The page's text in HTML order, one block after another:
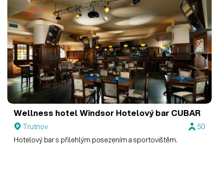
Wellness hotel Windsor Hotelový bar CUBAR
Trutnov
50
Hotelový bar s přilehlým posezením a sportovištěm.